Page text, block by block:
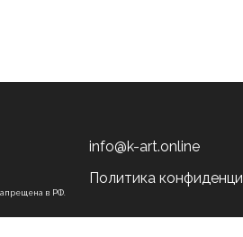
в РФ.
info@k-art.online
Политика